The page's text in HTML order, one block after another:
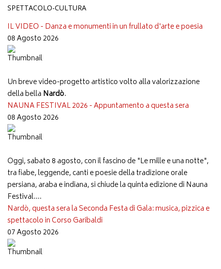
SPETTACOLO-CULTURA
IL VIDEO - Danza e monumenti in un frullato d'arte e poesia
08 Agosto 2026
Un breve video-progetto artistico volto alla valorizzazione
della bella Nardò.
NAUNA FESTIVAL 2026 - Appuntamento a questa sera
08 Agosto 2026
Oggi, sabato 8 agosto, con il fascino de "Le mille e una notte",
tra fiabe, leggende, canti e poesie della tradizione orale
persiana, araba e indiana, si chiude la quinta edizione di Nauna
Festival....
Nardò, questa sera la Seconda Festa di Gala: musica, pizzica e
spettacolo in Corso Garibaldi
07 Agosto 2026